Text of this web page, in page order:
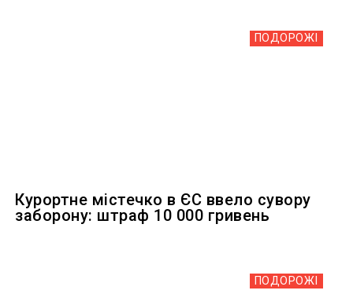
ПОДОРОЖІ
Курортне містечко в ЄС ввело сувору
заборону: штраф 10 000 гривень
ПОДОРОЖІ